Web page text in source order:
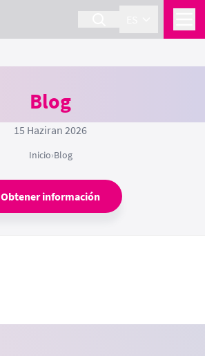
Blog
15 Haziran 2026
Inicio›Blog
Obtener información